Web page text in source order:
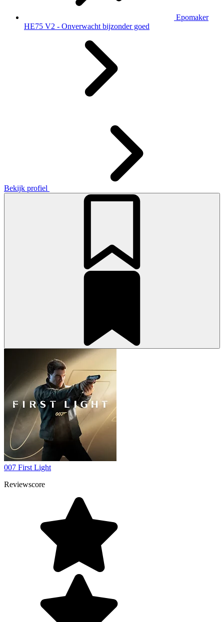
Epomaker
HE75 V2 - Onverwacht bijzonder goed
Bekijk profiel
007 First Light
Reviewscore